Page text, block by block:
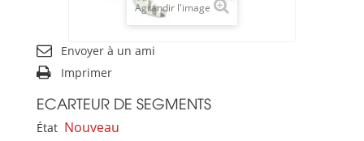
Agrandir l'image
Envoyer à un ami
Imprimer
ECARTEUR DE SEGMENTS
État Nouveau